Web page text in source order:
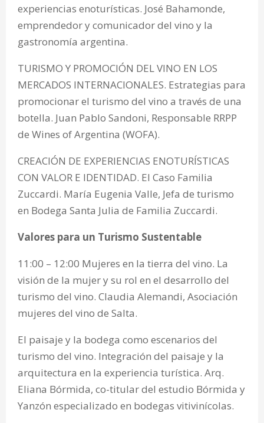
experiencias enoturísticas. José Bahamonde,
emprendedor y comunicador del vino y la
gastronomía argentina.
TURISMO Y PROMOCIÓN DEL VINO EN LOS
MERCADOS INTERNACIONALES. Estrategias para
promocionar el turismo del vino a través de una
botella. Juan Pablo Sandoni, Responsable RRPP
de Wines of Argentina (WOFA).
CREACIÓN DE EXPERIENCIAS ENOTURÍSTICAS
CON VALOR E IDENTIDAD. El Caso Familia
Zuccardi. María Eugenia Valle, Jefa de turismo
en Bodega Santa Julia de Familia Zuccardi.
Valores para un Turismo Sustentable
11:00 – 12:00 Mujeres en la tierra del vino. La
visión de la mujer y su rol en el desarrollo del
turismo del vino. Claudia Alemandi, Asociación
mujeres del vino de Salta.
El paisaje y la bodega como escenarios del
turismo del vino. Integración del paisaje y la
arquitectura en la experiencia turística. Arq.
Eliana Bórmida, co-titular del estudio Bórmida y
Yanzón especializado en bodegas vitivinícolas.